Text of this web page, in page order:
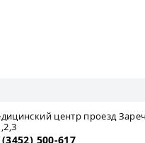
центр проезд
(3452) 500-617